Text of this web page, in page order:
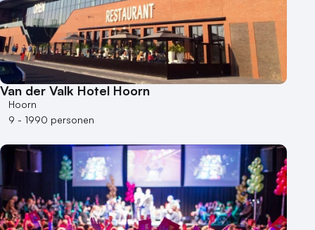
Hybride events
Industriële locatie
Kasteel en landgoed
Kleine / intieme locatie
Locaties aan zee
Museum
Theater
Varende locatie
Van der Valk Hotel Hoorn
Hoorn
9 - 1990 personen